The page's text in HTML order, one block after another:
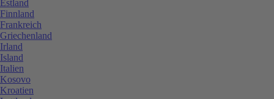
Estland
Finnland
Frankreich
Griechenland
Irland
Island
Italien
Kosovo
Kroatien